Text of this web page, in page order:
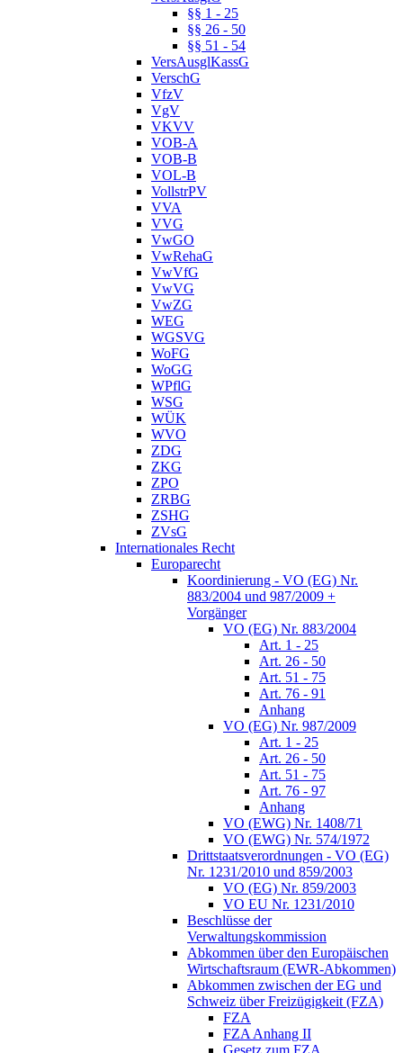
§§ 1 - 25
§§ 26 - 50
§§ 51 - 54
VersAusglKassG
VerschG
VfzV
VgV
VKVV
VOB-A
VOB-B
VOL-B
VollstrPV
VVA
VVG
VwGO
VwRehaG
VwVfG
VwVG
VwZG
WEG
WGSVG
WoFG
WoGG
WPflG
WSG
WÜK
WVO
ZDG
ZKG
ZPO
ZRBG
ZSHG
ZVsG
Internationales Recht
Europarecht
Koordinierung - VO (EG) Nr.
883/2004 und 987/2009 +
Vorgänger
VO (EG) Nr. 883/2004
Art. 1 - 25
Art. 26 - 50
Art. 51 - 75
Art. 76 - 91
Anhang
VO (EG) Nr. 987/2009
Art. 1 - 25
Art. 26 - 50
Art. 51 - 75
Art. 76 - 97
Anhang
VO (EWG) Nr. 1408/71
VO (EWG) Nr. 574/1972
Drittstaatsverordnungen - VO (EG)
Nr. 1231/2010 und 859/2003
VO (EG) Nr. 859/2003
VO EU Nr. 1231/2010
Beschlüsse der
Verwaltungskommission
Abkommen über den Europäischen
Wirtschaftsraum (EWR-Abkommen)
Abkommen zwischen der EG und
Schweiz über Freizügigkeit (FZA)
FZA
FZA Anhang II
Gesetz zum FZA